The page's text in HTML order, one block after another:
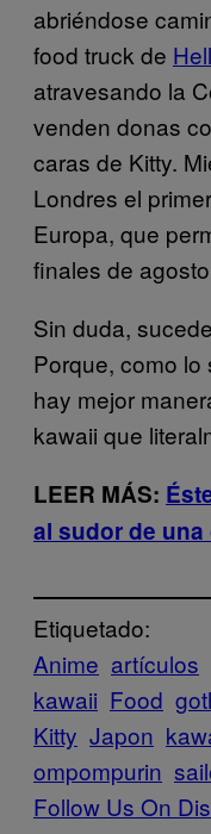
abriéndose
food truck de
atravesando la
venden donas
caras de Kitty.
Londres el
Europa, que
finales de
Sin duda,
Porque, como
hay mejor
kawaii que
LEER MÁS:
al sudor de
Etiquetado:
Anime artículos
kawaii Food
Kitty Japon
ompompurin
Follow Us On